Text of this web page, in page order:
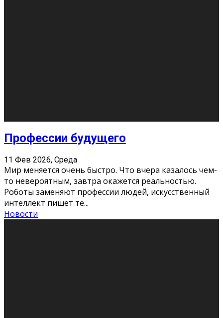
Как бороться со стрессом
11 Фев 2026, Среда
Стресс – нормальная реакция организма, когда
факторов, воздействующих на твой организм
больше, чем ресурсов. Есть советы, как бороться со
стрессовым состояни
Новости